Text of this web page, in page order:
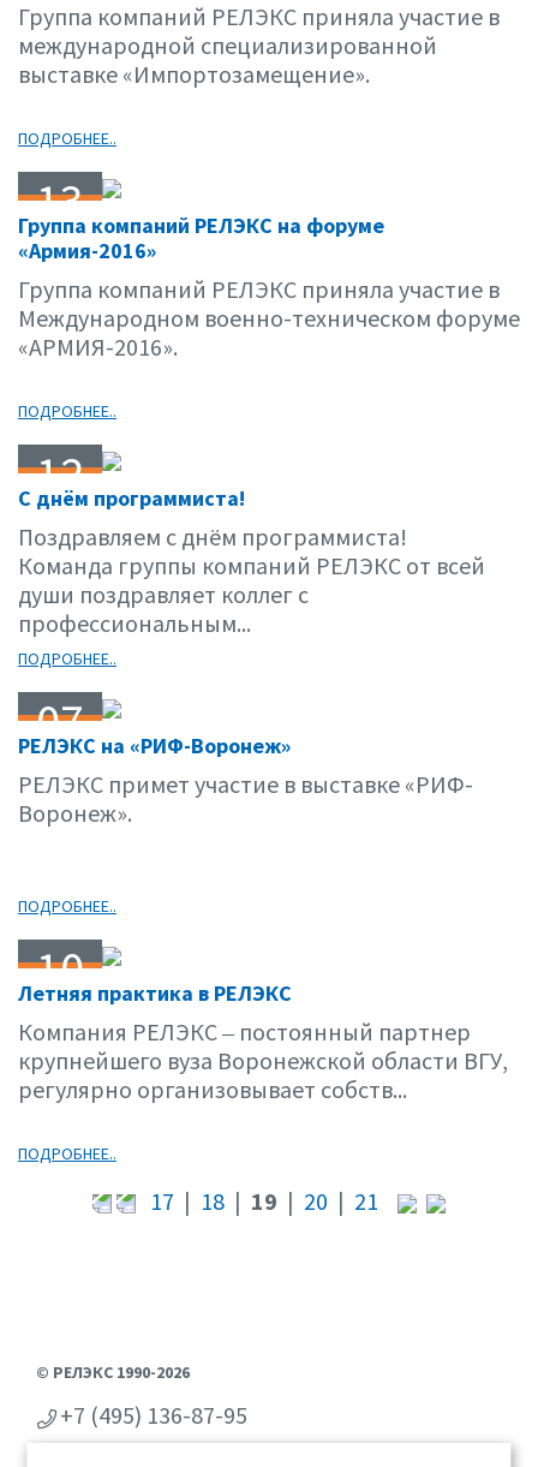
Группа компаний РЕЛЭКС приняла участие в
международной специализированной
выставке «Импортозамещение».
ПОДРОБНЕЕ..
13
09.16
Группа компаний РЕЛЭКС на форуме
«Армия-2016»
Группа компаний РЕЛЭКС приняла участие в
Международном военно-техническом форуме
«АРМИЯ-2016».
ПОДРОБНЕЕ..
12
09.16
С днём программиста!
Поздравляем с днём программиста!
Команда группы компаний РЕЛЭКС от всей
души поздравляет коллег с
профессиональным...
ПОДРОБНЕЕ..
07
09.16
РЕЛЭКС на «РИФ-Воронеж»
РЕЛЭКС примет участие в выставке «РИФ-
Воронеж».
ПОДРОБНЕЕ..
10
08.16
Летняя практика в РЕЛЭКС
Компания РЕЛЭКС ‒ постоянный партнер
крупнейшего вуза Воронежской области ВГУ,
регулярно организовывает собств...
ПОДРОБНЕЕ..
17 | 18 | 19 | 20 | 21
© РЕЛЭКС 1990-2026
+7 (495) 136-87-95